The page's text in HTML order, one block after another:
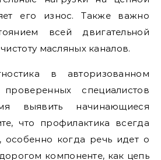
его износ. Также важно
всей двигательной
масляных каналов.
в авторизованном
специалистов
выявить начинающиеся
что профилактика всегда
особенно когда речь идет о
компоненте, как цепь